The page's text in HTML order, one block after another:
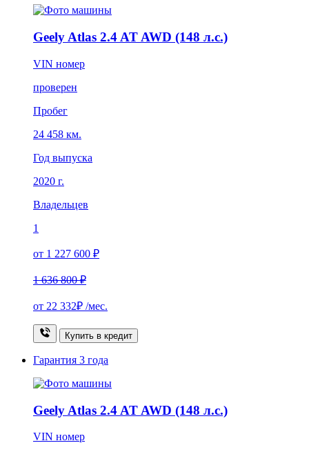
Geely Atlas 2.4 AT AWD (148 л.с.)
VIN номер
проверен
Пробег
24 458 км.
Год выпуска
2020 г.
Владельцев
1
от 1 227 600 ₽
1 636 800 ₽
от 22 332₽ /мес.
Купить в кредит
Гарантия 3 года
Geely Atlas 2.4 AT AWD (148 л.с.)
VIN номер